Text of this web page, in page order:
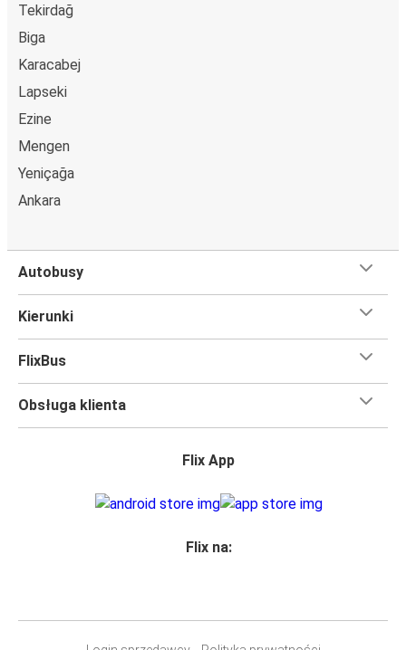
Tekirdağ
Biga
Karacabej
Lapseki
Ezine
Mengen
Yeniçağa
Ankara
Autobusy
Kierunki
FlixBus
Obsługa klienta
Flix App
Flix na: